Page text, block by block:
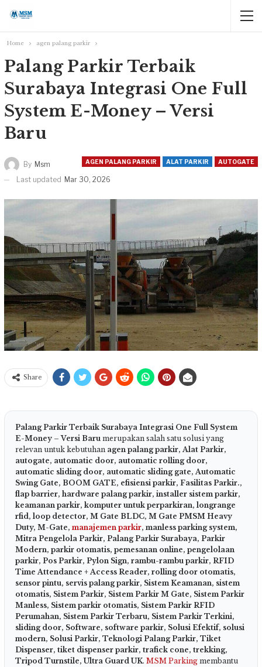
Home agen palang parkir
Palang Parkir Terbaik
Surabaya Integrasi One Full
System E-Money – Versi
Baru
AGEN PALANG PARKIR ALAT PARKIR AUTOGATE
By Msm
Last updated Mar 30, 2026
Share
Palang Parkir Terbaik Surabaya Integrasi One Full System
E-Money – Versi Baru merupakan salah satu solusi yang
relevan untuk kebutuhan agen palang parkir, Alat Parkir,
autogate, automatic door, automatic rolling door,
automatic sliding door, automatic sliding gate, Automatic
Swing Gate, BOOM GATE, efisiensi parkir, Fasilitas Parkir.,
flap barrier, hardware palang parkir, installer sistem parkir,
keamanan parkir, komputer untuk perparkiran, longrange
rfid, loop detector, M Gate BLDC, M Gate PMSM Heavy
Duty, M-Gate, manajemen parkir, manless parking system,
Mitra Pengelola Parkir, Palang Parkir Surabaya, Parkir
Modern, parkir otomatis, pemesanan online, pengelolaan
parkir, Pos Parkir, Pylon Sign, rambu-rambu parkir, RFID
Time Attendance + Access Reader, rolling door otomatis,
sensor pintu, servis palang parkir, Sistem Keamanan, sistem
otomatis, Sistem Parkir, Sistem Parkir M Gate, Sistem Parkir
Manless, Sistem parkir otomatis, Sistem Parkir RFID
Perumahan, Sistem Parkir Terbaru, Sistem Parkir Terkini,
sliding door, Software, software parkir, Solusi Efektif, solusi
modern, Solusi Parkir, Teknologi Palang Parkir, Tiket
Dispenser, tiket dispenser parkir, trafick cone, trekking,
Tripod Turnstile, Ultra Guard UK. MSM Parking membantu